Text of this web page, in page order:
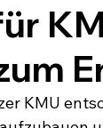
KMU